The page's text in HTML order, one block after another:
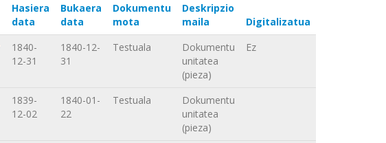
Hasiera
data
Bukaera
data
Dokumentu
mota
Deskripzio
maila
Digitalizatua
1840-
12-31
1840-12-
31
Testuala
Dokumentu
unitatea
(pieza)
Ez
1839-
12-02
1840-01-
22
Testuala
Dokumentu
unitatea
(pieza)